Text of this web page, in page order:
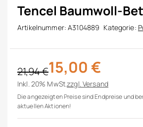
Tencel Baumwoll-
Artikelnummer:A3104889 Kategorie:
21,94€
Ursprünglicher Preis war: 21,94 €
15,00 €
Aktueller Preis ist: 15,00 €.
Inkl. 20% MwSt.zzgl. Versand
Die angezeigten Preise sind Endpreise und
aktuellen Aktionen!